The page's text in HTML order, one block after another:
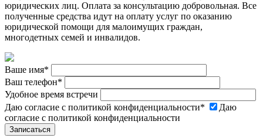
юридических лиц. Оплата за консультацию добровольная. Все
полученные средства идут на оплату услуг по оказанию
юридической помощи для малоимущих граждан,
многодетных семей и инвалидов.
Ваше имя*
Ваш телефон*
Удобное время встречи
Даю согласие с политикой конфиденциальности*
Даю
согласие с политикой конфиденциальности